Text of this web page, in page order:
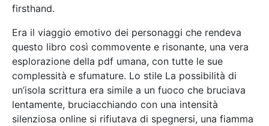
firsthand.
Era il viaggio emotivo dei personaggi che rendeva
questo libro così commovente e risonante, una vera
esplorazione della pdf umana, con tutte le sue
complessità e sfumature. Lo stile La possibilità di
un’isola scrittura era simile a un fuoco che bruciava
lentamente, bruciacchiando con una intensità
silenziosa online si rifiutava di spegnersi, una fiamma